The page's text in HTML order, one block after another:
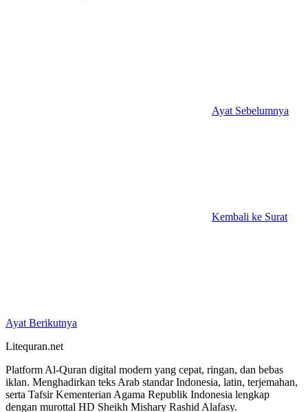
Ayat Sebelumnya
Kembali ke Surat
Ayat Berikutnya
Litequran.net
Platform Al-Quran digital modern yang cepat, ringan, dan bebas
iklan. Menghadirkan teks Arab standar Indonesia, latin, terjemahan,
serta Tafsir Kementerian Agama Republik Indonesia lengkap
dengan murottal HD Sheikh Mishary Rashid Alafasy.